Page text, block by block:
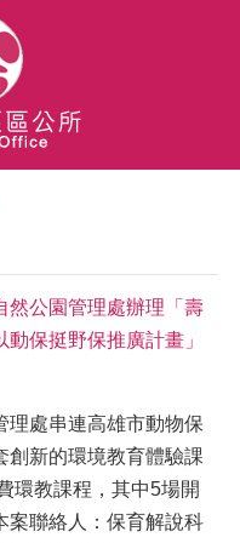
然公園管理處辦理「壽
保挺野保推廣計畫」
理處串連高雄市動物保
創新的環境教育體驗課
環教課程，其中5場開
案聯絡人：保育解說科